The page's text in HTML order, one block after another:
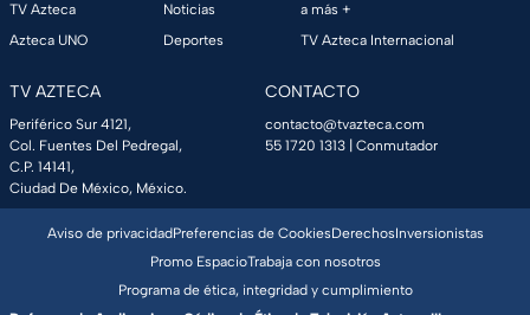
TV Azteca
Azteca UNO
Noticias
Deportes
a más +
TV Azteca Internacional
TV AZTECA
Periférico Sur 4121,
Col. Fuentes Del Pedregal,
C.P. 14141,
Ciudad De México, México.
CONTACTO
contacto@tvazteca.com
55 1720 1313 | Conmutador
Aviso de privacidadPreferencias de CookiesDerechosInversionistas
Promo EspacioTrabaja con nosotros
Programa de ética, integridad y cumplimiento